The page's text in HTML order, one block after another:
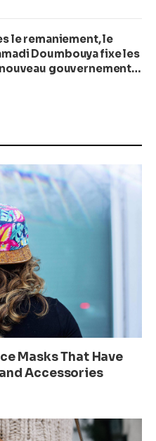
le remaniement, le
Doumbouya fixe les
gouvernement
Masks That Have
Accessories